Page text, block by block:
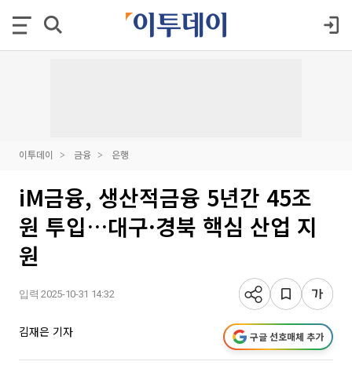
이투데이 금융 은행
iM금융, 생산적금융 5년간 45조
원 투입…대구·경북 핵심 산업 지
원
입력 2025-10-31 14:32
김재은 기자 구글 선호매체 추가